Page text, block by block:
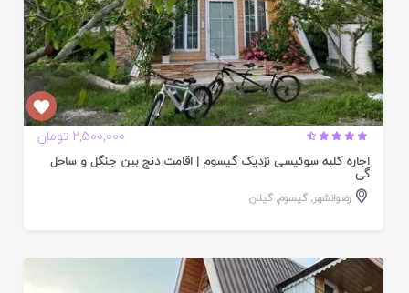
2,500,000 تومان
اجاره کلبه سوئیسی نزدیک گیسوم | اقامت دنج بین جنگل و ساحل
گی
رضوانشهر,گیسوم,گیلان